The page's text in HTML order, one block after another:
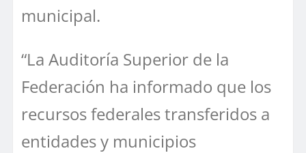
municipal.
“La Auditoría Superior de la
Federación ha informado que los
recursos federales transferidos a
entidades y municipios